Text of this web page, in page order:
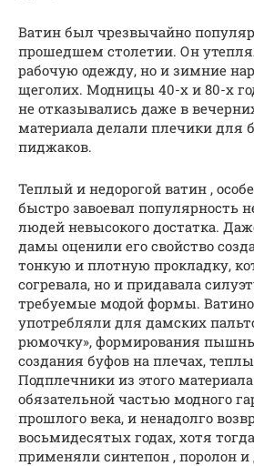
Ватин был чрезвычайно
прошедшем столетии. Он
рабочую одежду, но и зимние
щеголих. Модницы 40-х и 80-х
не отказывались даже в
материала делали плечики для
пиджаков.
Теплый и недорогой ватин ,
быстро завоевал популярность
людей невысокого достатка.
дамы оценили его свойство
тонкую и плотную прокладку,
согревала, но и придавала
требуемые модой формы.
употребляли для дамских
рюмочку», формирования
создания буфов на плечах,
Подплечники из этого
обязательной частью модного
прошлого века, и ненадолго
восьмидесятых годах, хотя
применяли синтепон , поролон и